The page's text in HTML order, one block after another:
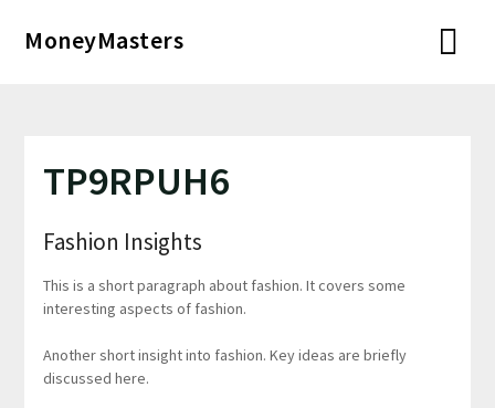
MoneyMasters
TP9RPUH6
Fashion Insights
This is a short paragraph about fashion. It covers some
interesting aspects of fashion.
Another short insight into fashion. Key ideas are briefly
discussed here.